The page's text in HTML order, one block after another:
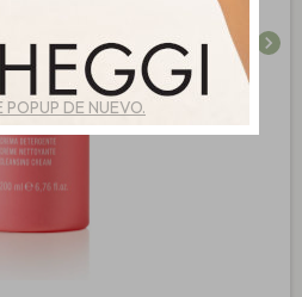
chevron_right
POPUP DE NUEVO.